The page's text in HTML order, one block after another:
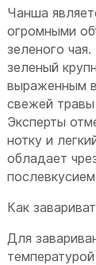
Чанша
огромными
зеленого
зеленый
выраженным
свежей
Эксперты
нотку и
обладает
Как
Для